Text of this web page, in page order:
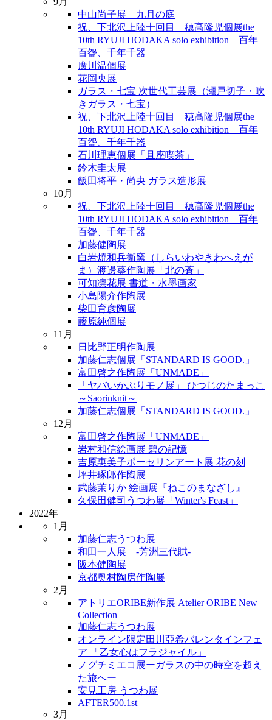
中山尚子展 九月の庭
祝、下北沢上陸十回目 穂髙隆児個展the
10th RYUJI HODAKA solo exhibition 百年
百盌、千年千器
廣川温個展
花岡央展
ガラス・七宝 次世代工芸展（瀬戸切子・吹
きガラス・七宝）
祝、下北沢上陸十回目 穂髙隆児個展the
10th RYUJI HODAKA solo exhibition 百年
百盌、千年千器
石川理恵個展「且座喫茶」
鈴木圭太展
飯田将平・尚央 ガラス造形展
10月
祝、下北沢上陸十回目 穂髙隆児個展the
10th RYUJI HODAKA solo exhibition 百年
百盌、千年千器
加藤健陶展
白岩焼和兵衛窯（しらいわやきわへえが
ま）渡邊葵作陶展「北の蒼」
可知凛花展 書道・水墨画家
小島陽介作陶展
柴田育彦陶展
藤原純個展
11月
日比野正明作陶展
加藤仁志個展「STANDARD IS GOOD.」
富田啓之作陶展「UNMADE」
「ヤバいかぶりモノ展」 ひつじのたまっこ
～Saorinknit～
加藤仁志個展「STANDARD IS GOOD.」
12月
富田啓之作陶展「UNMADE」
岩村和信絵画展 碧の記憶
吉原惠美子ポーセリンアート展 花の刻
坪井琢郎作陶展
武藤茉りか 絵画展『ねこのまなざし』
久保田健司うつわ展「Winter's Feast」
2022年
1月
加藤仁志うつわ展
和田一人展 -芳洲三代賦-
阪本健陶展
京都奥村陶房作陶展
2月
アトリエORIBE新作展 Atelier ORIBE New
Collection
加藤仁志うつわ展
オンライン限定田川亞希バレンタインフェ
ア 「乙女心はフラジャイル」
ノグチミエコ展ーガラスの中の時空を超え
た旅へー
安見工房 うつわ展
AFTER500.1st
3月